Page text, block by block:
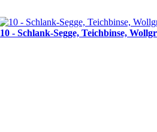
10 - Schlank-Segge, Teichbinse,